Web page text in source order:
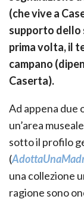
(che vive a
supporto dello
prima volta, il
campano
Caserta).
Ad appena due
un’area
sotto il profilo
(
una collezione
ragione sono